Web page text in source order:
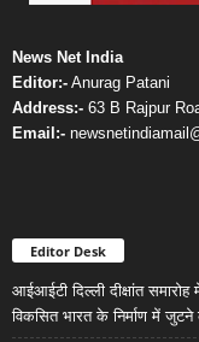
News Net India
Editor:- Anurag Patani
Address:- 63 B Rajpur
Email:-
Editor Desk
आईआईटी दिल्ली दीक्षांत
विकसित भारत के निर्माण में जुटने